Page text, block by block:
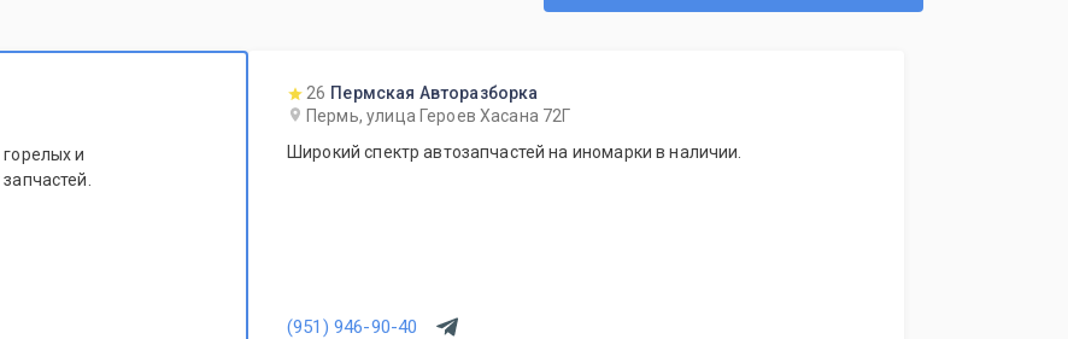
и
26 Пермская Авторазборка
Пермь, улица Героев Хасана 72Г
Широкий спектр автозапчастей на иномарки в наличии.
(951) 946-90-40